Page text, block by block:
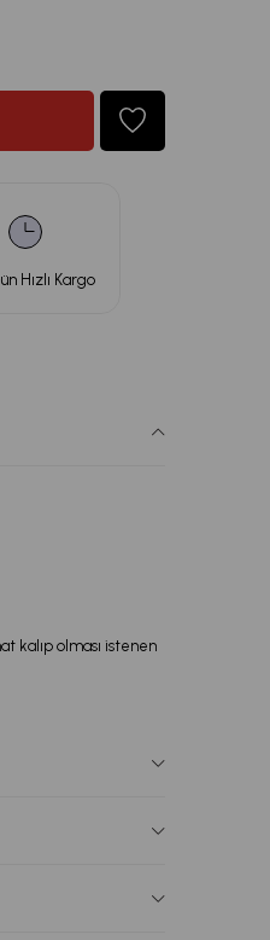
Hızlı Kargo
kalıp olması istenen